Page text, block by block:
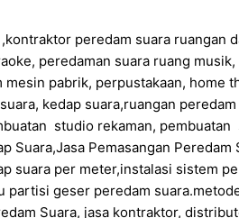
,kontraktor peredam suara ruangan
peredaman suara ruang
pabrik, perpustakaan, home
kedap suara,ruangan
studio rekaman,
Suara,Jasa Pemasangan Peredam
suara per meter,instalasi sistem
geser peredam
Suara, jasa kontraktor,